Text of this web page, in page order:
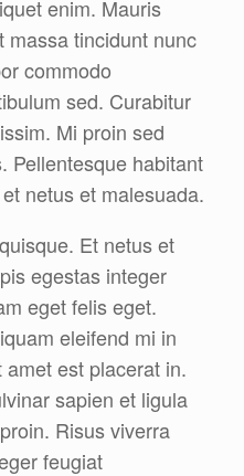
enim. Mauris
massa tincidunt nunc
commodo
sed. Curabitur
Mi proin sed
Pellentesque habitant
netus et malesuada.
Et netus et
egestas integer
eget felis eget.
eleifend mi in
est placerat in.
sapien et ligula
Risus viverra
feugiat